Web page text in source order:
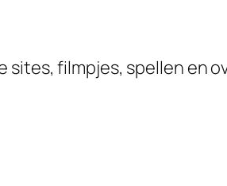
sites, filmpjes, spellen en